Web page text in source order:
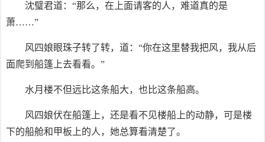
沈璧君道：“那么，在上面请客的人，难道真的是
萧……”
风四娘眼珠子转了转，道：“你在这里替我把风，我从后
面爬到船篷上去看看。”
水月楼不但远比这条船大，也比这条船高。
风四娘伏在船篷上，还是看不见楼船上的动静，可是楼
下的船舱和甲板上的人，她总算看清楚了。